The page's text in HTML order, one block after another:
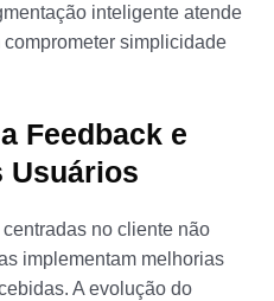
inteligente atende
simplicidade
Feedback e
Usuários
no cliente não
implementam melhorias
A evolução do